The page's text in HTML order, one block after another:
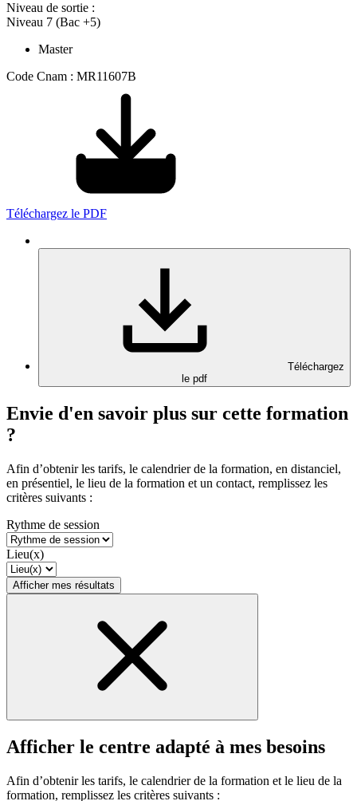
Niveau de sortie :
Niveau 7 (Bac +5)
Master
Code Cnam : MR11607B
Téléchargez le PDF
Téléchargez
le pdf
Envie d'en savoir plus sur cette formation
?
Afin d’obtenir les tarifs, le calendrier de la formation, en distanciel,
en présentiel, le lieu de la formation et un contact, remplissez les
critères suivants :
Rythme de session
Lieu(x)
Afficher mes résultats
Afficher le centre adapté à mes besoins
Afin d’obtenir les tarifs, le calendrier de la formation et le lieu de la
formation, remplissez les critères suivants :